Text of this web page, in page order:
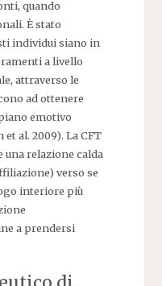
quando
È stato
individui siano in
a livello
attraverso le
ad ottenere
emotivo
al. 2009). La CFT
una relazione calda
verso se
interiore più
a prendersi